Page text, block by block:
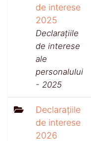
de interese
2025
Declarațiile
de interese
ale
personalului
- 2025
Declarațiile
de interese
2026